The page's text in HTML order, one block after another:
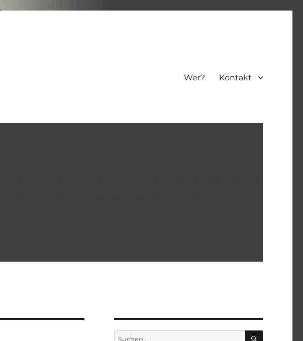
Wer? Kontakt
Suchen
SUCHEN